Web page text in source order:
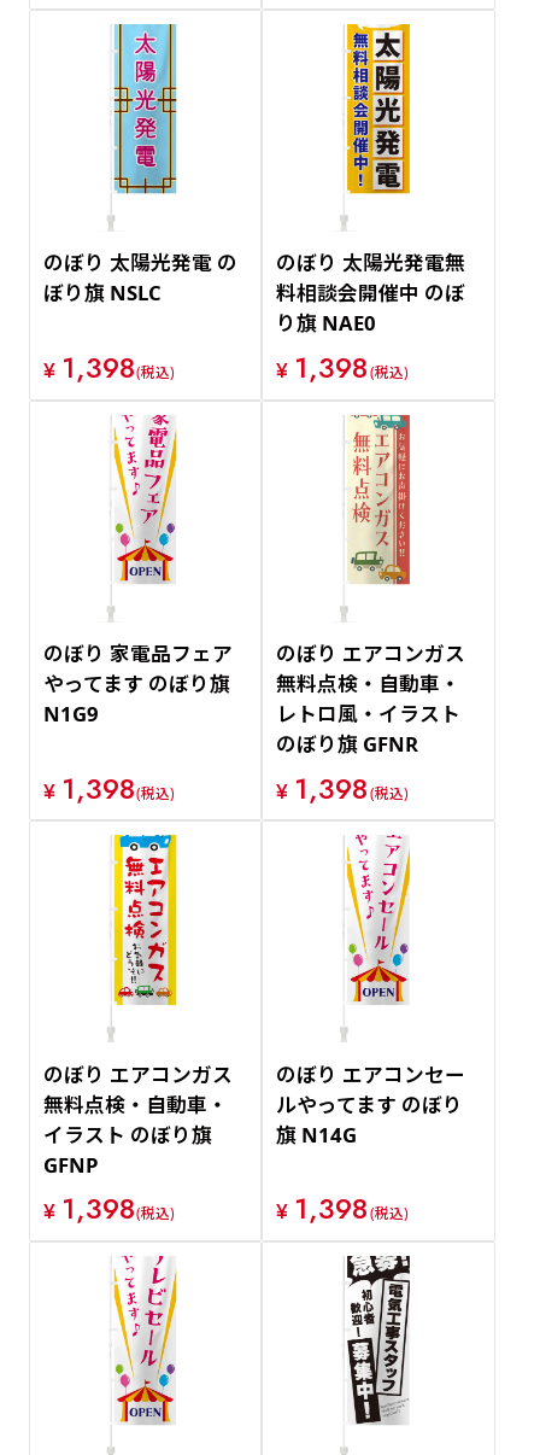
のぼり 太陽光発電 の
ぼり旗 NSLC
¥ 1,398(税込)
のぼり 太陽光発電無
料相談会開催中 のぼ
り旗 NAE0
¥ 1,398(税込)
のぼり 家電品フェア
やってます のぼり旗
N1G9
¥ 1,398(税込)
のぼり エアコンガス
無料点検・自動車・
レトロ風・イラスト
のぼり旗 GFNR
¥ 1,398(税込)
のぼり エアコンガス
無料点検・自動車・
イラスト のぼり旗
GFNP
¥ 1,398(税込)
のぼり エアコンセー
ルやってます のぼり
旗 N14G
¥ 1,398(税込)